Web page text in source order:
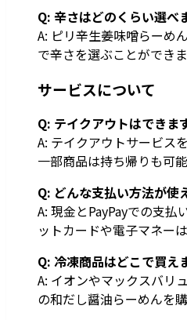
Q: 辛さはどのくらい選べ
A: ピリ辛生姜味噌らーめ
で辛さを選ぶことができま
サービスについて
Q: テイクアウトはできま
A: テイクアウトサービス
一部商品は持ち帰りも可能
Q: どんな支払い方法が使
A: 現金とPayPayでの支払
ットカードや電子マネー
Q: 冷凍商品はどこで買え
A: イオンやマックスバリ
の和だし醤油らーめんを購